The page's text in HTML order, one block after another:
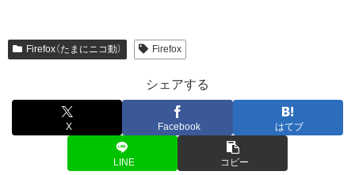
Firefox（たまにニコ動） Firefox
シェアする
X Facebook はてブ
LINE コピー